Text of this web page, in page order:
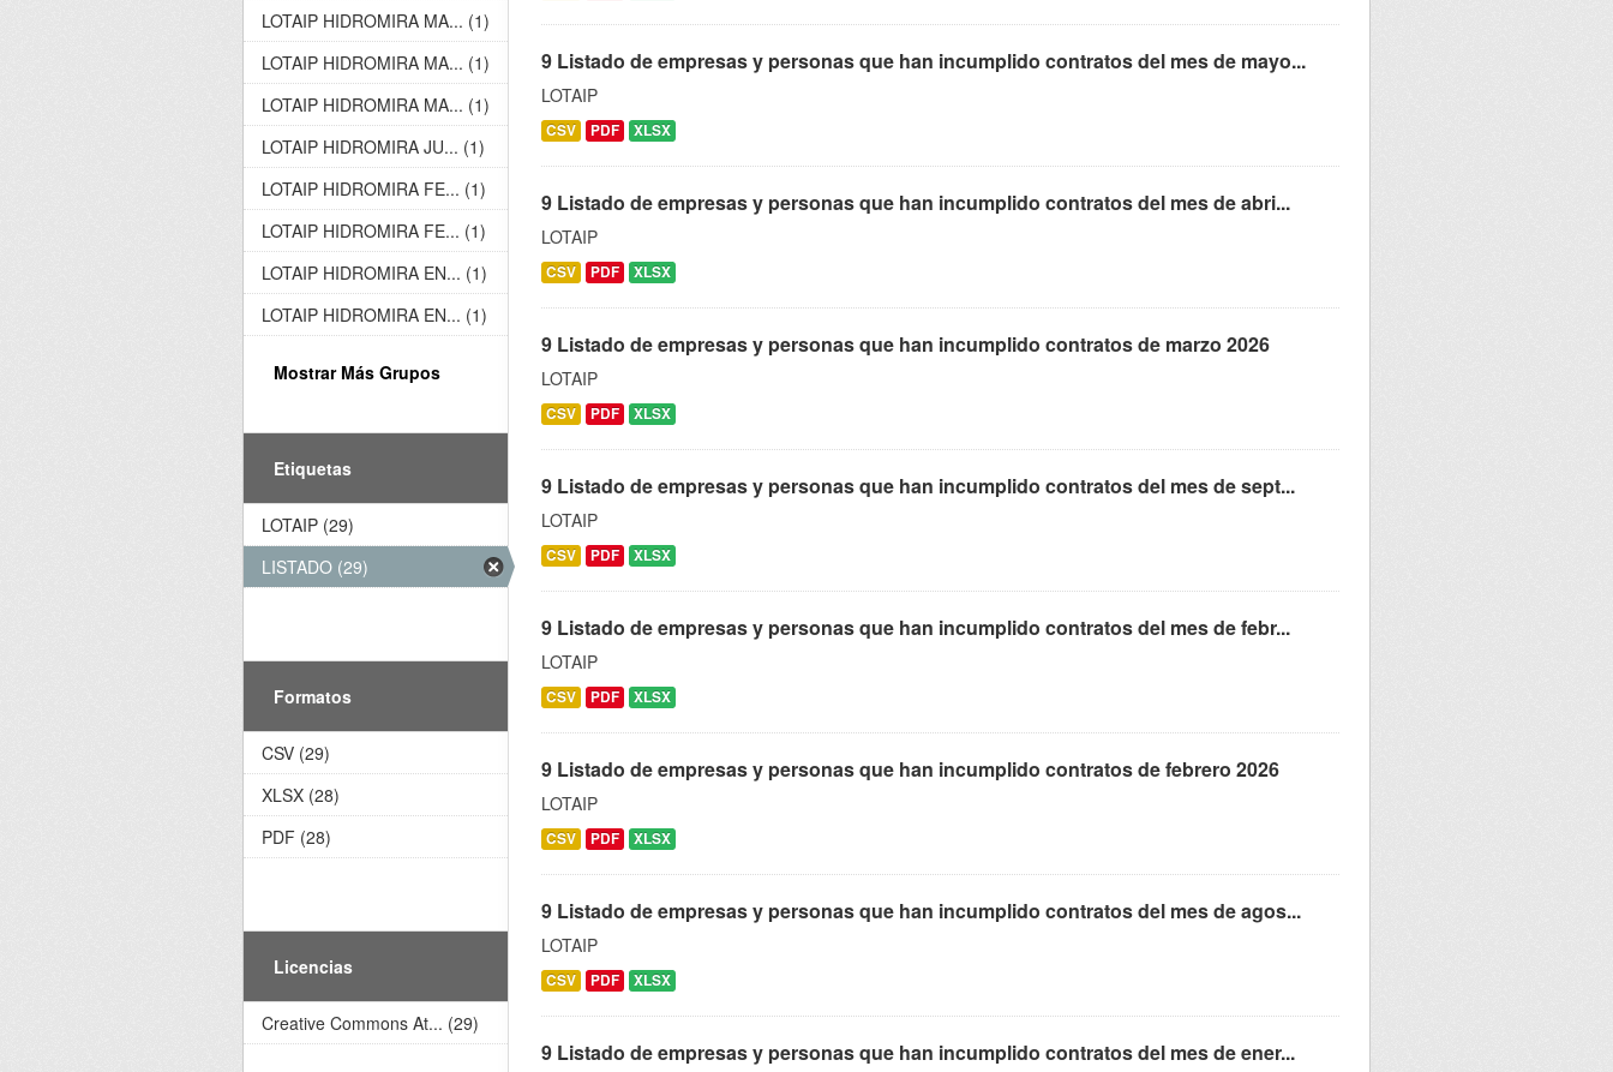
9 Listado de empresas y personas que han incumplido contratos del mes de mayo...
LOTAIP
CSV PDF XLSX
9 Listado de empresas y personas que han incumplido contratos del mes de abri...
LOTAIP
CSV PDF XLSX
9 Listado de empresas y personas que han incumplido contratos de marzo 2026
LOTAIP
CSV PDF XLSX
9 Listado de empresas y personas que han incumplido contratos del mes de sept...
LOTAIP
CSV PDF XLSX
9 Listado de empresas y personas que han incumplido contratos del mes de febr...
LOTAIP
CSV PDF XLSX
9 Listado de empresas y personas que han incumplido contratos de febrero 2026
LOTAIP
CSV PDF XLSX
9 Listado de empresas y personas que han incumplido contratos del mes de agos...
LOTAIP
CSV PDF XLSX
9 Listado de empresas y personas que han incumplido contratos del mes de ener...
LOTAIP HIDROMIRA MA... (1)
LOTAIP HIDROMIRA MA... (1)
LOTAIP HIDROMIRA MA... (1)
LOTAIP HIDROMIRA JU... (1)
LOTAIP HIDROMIRA FE... (1)
LOTAIP HIDROMIRA FE... (1)
LOTAIP HIDROMIRA EN... (1)
LOTAIP HIDROMIRA EN... (1)
Mostrar Más Grupos
Etiquetas
LOTAIP (29)
LISTADO (29)
Formatos
CSV (29)
XLSX (28)
PDF (28)
Licencias
Creative Commons At... (29)